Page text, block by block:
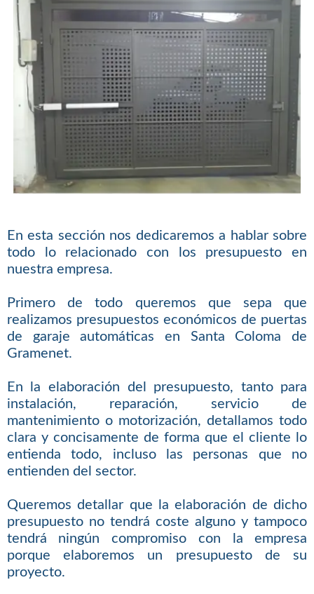
En esta sección nos dedicaremos a hablar sobre
todo lo relacionado con los presupuesto en
nuestra empresa.
Primero de todo queremos que sepa que
realizamos presupuestos económicos de puertas
de garaje automáticas en Santa Coloma de
Gramenet.
En la elaboración del presupuesto, tanto para
instalación, reparación, servicio de
mantenimiento o motorización, detallamos todo
clara y concisamente de forma que el cliente lo
entienda todo, incluso las personas que no
entienden del sector.
Queremos detallar que la elaboración de dicho
presupuesto no tendrá coste alguno y tampoco
tendrá ningún compromiso con la empresa
porque elaboremos un presupuesto de su
proyecto.